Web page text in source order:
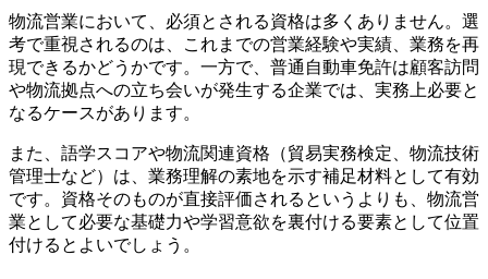
物流営業において、必須とされる資格は多くありません。選
考で重視されるのは、これまでの営業経験や実績、業務を再
現できるかどうかです。一方で、普通自動車免許は顧客訪問
や物流拠点への立ち会いが発生する企業では、実務上必要と
なるケースがあります。
また、語学スコアや物流関連資格（貿易実務検定、物流技術
管理士など）は、業務理解の素地を示す補足材料として有効
です。資格そのものが直接評価されるというよりも、物流営
業として必要な基礎力や学習意欲を裏付ける要素として位置
付けるとよいでしょう。